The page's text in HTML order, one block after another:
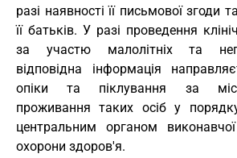
разі наявності її письмової згоди
її батьків. У разі проведення
за участю малолітніх та
відповідна інформація
опіки та піклування за
проживання таких осіб у
центральним органом
охорони здоров'я.